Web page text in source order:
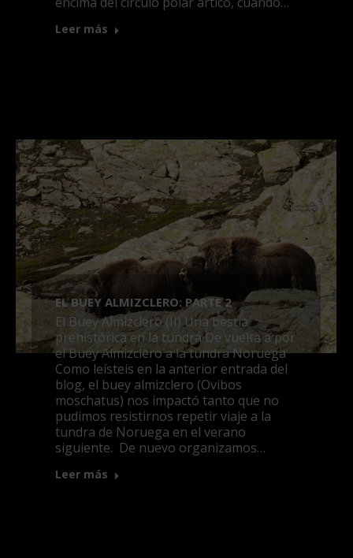
Leer más
EL BUEY ALMIZCLERO: PARTE 2
El Buey Almizclero (II) Una bestia
prehistórica en la tundra De vuelta a por
el Buey Almizclero a la tundra Noruega
Como leísteis en la anterior entrada del
blog, el buey almizclero (Ovibos
moschatus) nos impactó tanto que no
pudimos resistirnos repetir viaje a la
tundra de Noruega en el verano
siguiente. De nuevo organizamos…
Leer más